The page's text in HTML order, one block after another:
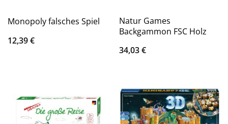
Monopoly falsches Spiel
12,39€
Natur Games
Backgammon FSC Holz
34,03€